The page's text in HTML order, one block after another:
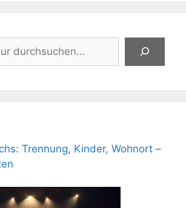
Trennung, Kinder, Wohnort –